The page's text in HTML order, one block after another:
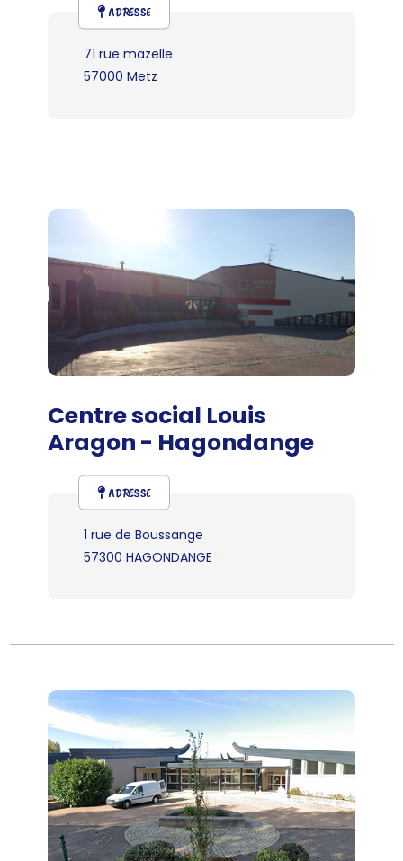
ADRESSE
71 rue mazelle
57000 Metz
Centre social Louis
Aragon - Hagondange
ADRESSE
1 rue de Boussange
57300 HAGONDANGE